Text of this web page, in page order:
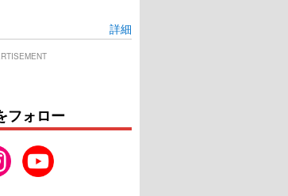
詳細
フォロー